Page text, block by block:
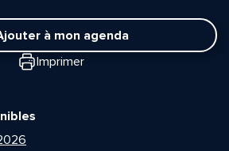
à mon agenda
Imprimer